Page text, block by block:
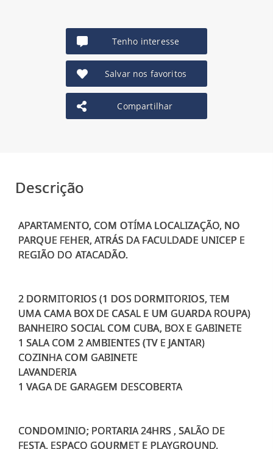
Tenho interesse
Salvar nos favoritos
Compartilhar
Descrição
APARTAMENTO, COM OTÍMA LOCALIZAÇÃO, NO
PARQUE FEHER, ATRÁS DA FACULDADE UNICEP E
REGIÃO DO ATACADÃO.
2 DORMITORIOS (1 DOS DORMITORIOS, TEM
UMA CAMA BOX DE CASAL E UM GUARDA ROUPA)
BANHEIRO SOCIAL COM CUBA, BOX E GABINETE
1 SALA COM 2 AMBIENTES (TV E JANTAR)
COZINHA COM GABINETE
LAVANDERIA
1 VAGA DE GARAGEM DESCOBERTA
CONDOMINIO; PORTARIA 24HRS , SALÃO DE